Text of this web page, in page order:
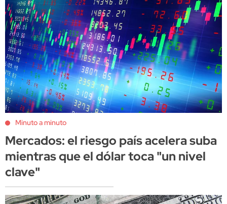
Minuto a minuto
Mercados: el riesgo país acelera suba
mientras que el dólar toca "un nivel
clave"